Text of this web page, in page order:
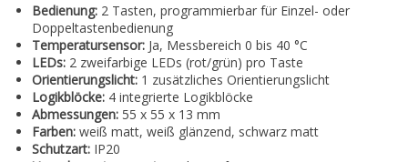
Bedienung: 2 Tasten, programmierbar für Einzel- oder
Doppeltastenbedienung
Temperatursensor: Ja, Messbereich 0 bis 40 °C
LEDs: 2 zweifarbige LEDs (rot/grün) pro Taste
Orientierungslicht: 1 zusätzliches Orientierungslicht
Logikblöcke: 4 integrierte Logikblöcke
Abmessungen: 55 x 55 x 13 mm
Farben: weiß matt, weiß glänzend, schwarz matt
Schutzart: IP20